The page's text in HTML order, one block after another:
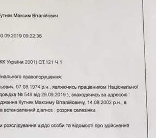
Мастер-Класс На Пляже В Турции